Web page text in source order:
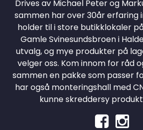
Drives av Michael Peter og
sammen har over 30år erfaring
holder til i store butikklokaler
Gamle Svinesundsbroen i
utvalg, og mye produkter på
velger oss. Kom innom for råd
sammen en pakke som passer
har også monteringshall med
kunne skreddersy